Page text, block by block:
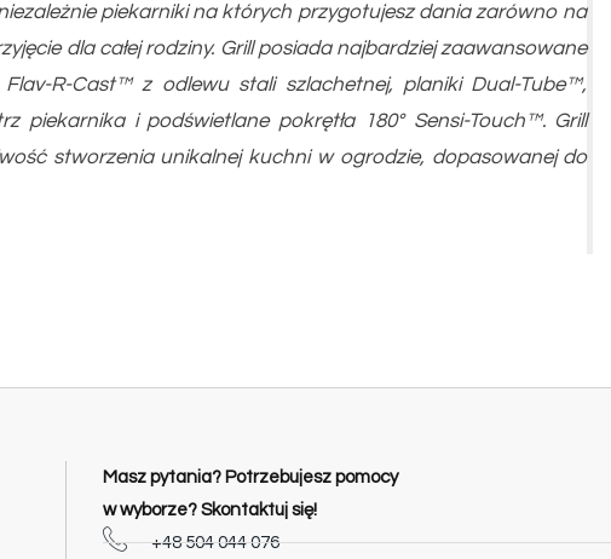
piekarniki na których przygotujesz dania zarówno na
dla całej rodziny. Grill posiada najbardziej zaawansowane
R-Cast™ z odlewu stali szlachetnej, planiki Dual-Tube™,
piekarnika i podświetlane pokrętła 180° Sensi-Touch™. Grill
stworzenia unikalnej kuchni w ogrodzie, dopasowanej do
Masz pytania? Potrzebujesz pomocy
w wyborze? Skontaktuj się!
+48 504 044 076